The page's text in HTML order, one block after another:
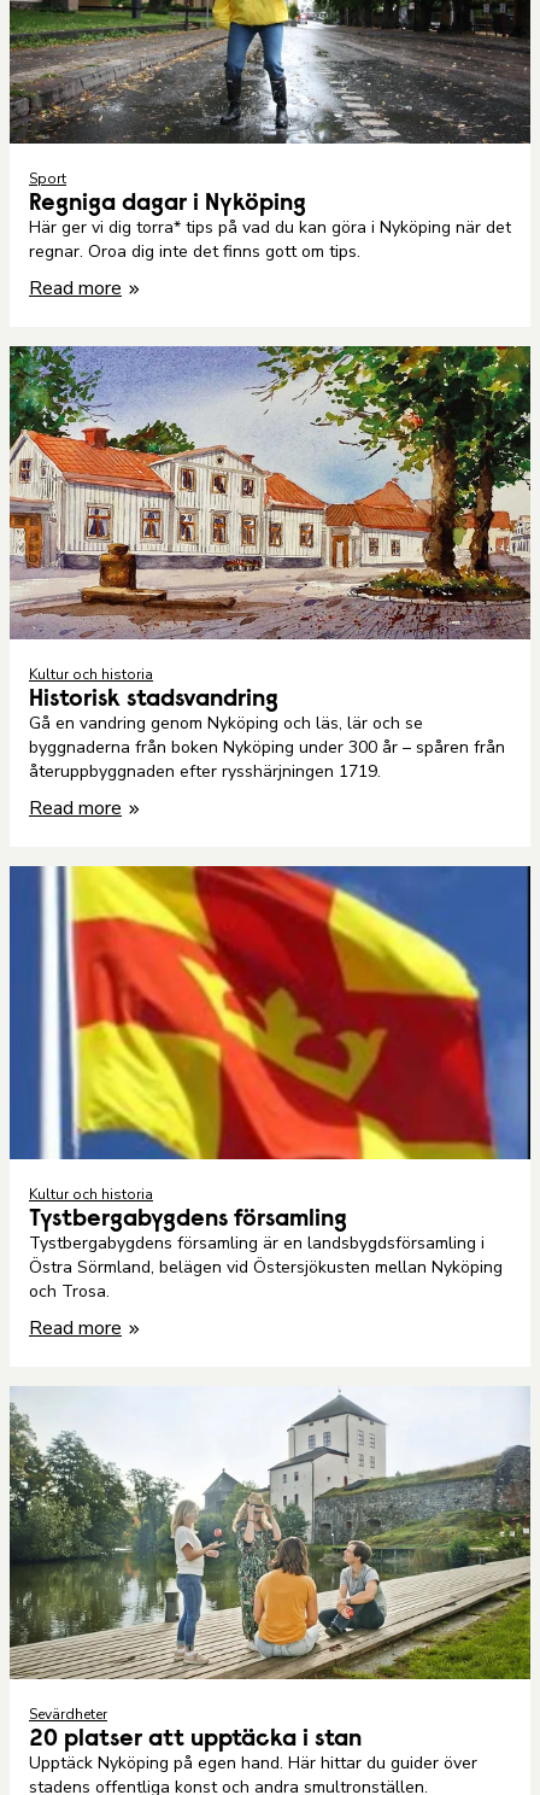
Sport
Regniga dagar i Nyköping
Här ger vi dig torra* tips på vad du kan göra i Nyköping när det
regnar. Oroa dig inte det finns gott om tips.
Read more
Kultur och historia
Historisk stadsvandring
Gå en vandring genom Nyköping och läs, lär och se
byggnaderna från boken Nyköping under 300 år – spåren från
återuppbyggnaden efter rysshärjningen 1719.
Read more
Kultur och historia
Tystbergabygdens församling
Tystbergabygdens församling är en landsbygdsförsamling i
Östra Sörmland, belägen vid Östersjökusten mellan Nyköping
och Trosa.
Read more
Sevärdheter
20 platser att upptäcka i stan
Upptäck Nyköping på egen hand. Här hittar du guider över
stadens offentliga konst och andra smultronställen.